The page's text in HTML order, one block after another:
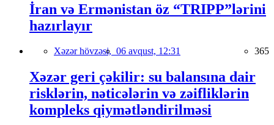
İran və Ermənistan öz “TRIPP”lərini
hazırlayır
Xəzər hövzəsi, 06 avqust, 12:31 365
Xəzər geri çəkilir: su balansına dair
risklərin, nəticələrin və zəifliklərin
kompleks qiymətləndirilməsi